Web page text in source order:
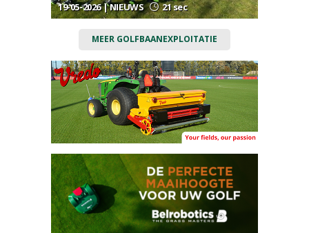
19-05-2026 | NIEUWS 21 sec
MEER GOLFBAANEXPLOITATIE